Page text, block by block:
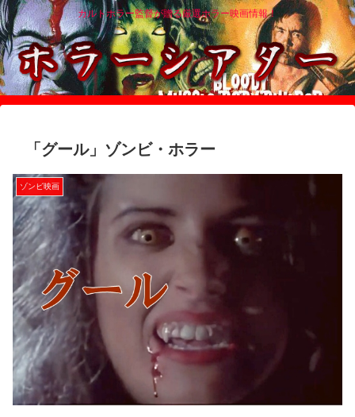
カルトホラー監督が贈る厳選ホラー映画情報！
「グール」ゾンビ・ホラー
ゾンビ映画